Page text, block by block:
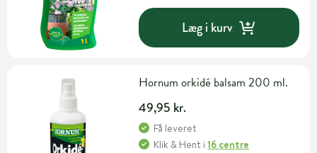
Læg i kurv
Hornum orkidé balsam 200 ml.
49,95 kr.
Få leveret
Klik & Hent i16 centre